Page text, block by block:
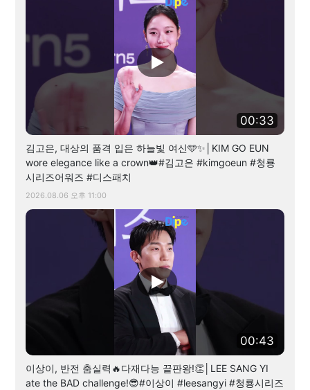
00:33
김고은, 대상의 품격 입은 하늘빛 여신🩵✨│KIM GO EUN
wore elegance like a crown👑#김고은 #kimgoeun #청룡
시리즈어워즈 #디스패치
2026.08.06 오후 11:00
00:43
이상이, 반전 춤실력🔥다재다능 끝판왕!👏│LEE SANG YI
ate the BAD challenge!😎#이상이 #leesangyi #청룡시리즈